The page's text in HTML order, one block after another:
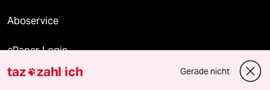
Aboservice
ePaper Login
Downloads für Abonnierende
taz zahl ich Gerade nicht